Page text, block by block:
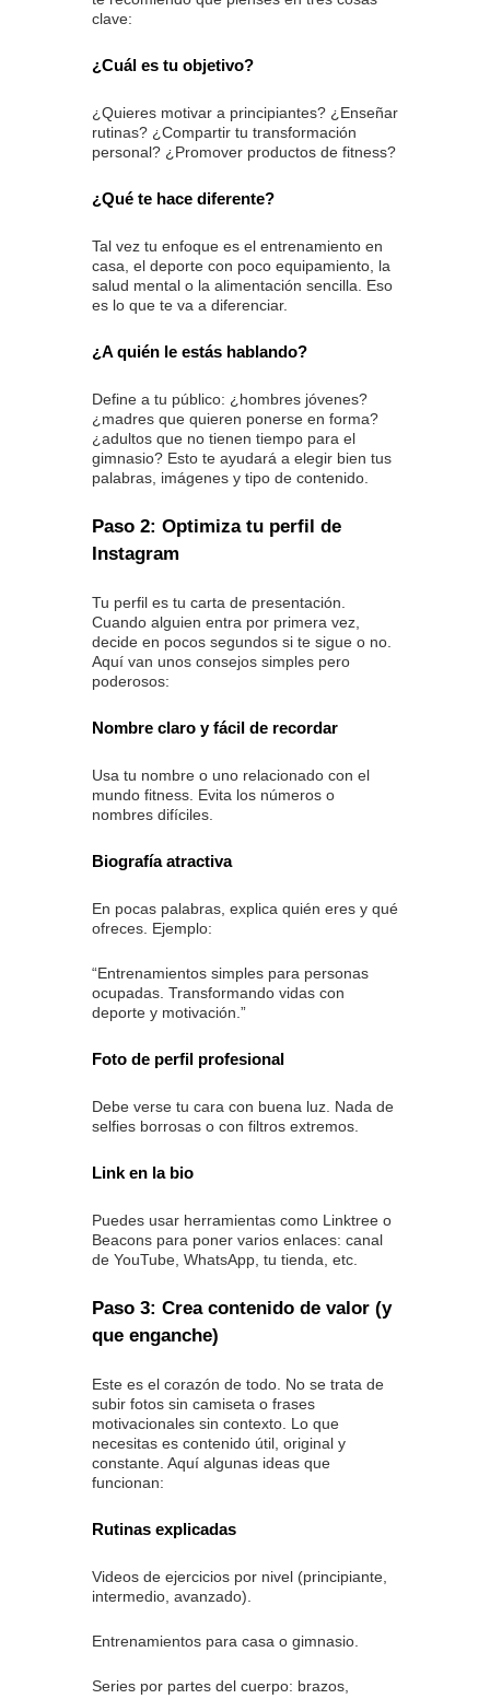
clave:
¿Cuál es tu objetivo?
¿Quieres motivar a principiantes? ¿Enseñar
rutinas? ¿Compartir tu transformación
personal? ¿Promover productos de fitness?
¿Qué te hace diferente?
Tal vez tu enfoque es el entrenamiento en
casa, el deporte con poco equipamiento, la
salud mental o la alimentación sencilla. Eso
es lo que te va a diferenciar.
¿A quién le estás hablando?
Define a tu público: ¿hombres jóvenes?
¿madres que quieren ponerse en forma?
¿adultos que no tienen tiempo para el
gimnasio? Esto te ayudará a elegir bien tus
palabras, imágenes y tipo de contenido.
Paso 2: Optimiza tu perfil de
Instagram
Tu perfil es tu carta de presentación.
Cuando alguien entra por primera vez,
decide en pocos segundos si te sigue o no.
Aquí van unos consejos simples pero
poderosos:
Nombre claro y fácil de recordar
Usa tu nombre o uno relacionado con el
mundo fitness. Evita los números o
nombres difíciles.
Biografía atractiva
En pocas palabras, explica quién eres y qué
ofreces. Ejemplo:
“Entrenamientos simples para personas
ocupadas. Transformando vidas con
deporte y motivación.”
Foto de perfil profesional
Debe verse tu cara con buena luz. Nada de
selfies borrosas o con filtros extremos.
Link en la bio
Puedes usar herramientas como Linktree o
Beacons para poner varios enlaces: canal
de YouTube, WhatsApp, tu tienda, etc.
Paso 3: Crea contenido de valor (y
que enganche)
Este es el corazón de todo. No se trata de
subir fotos sin camiseta o frases
motivacionales sin contexto. Lo que
necesitas es contenido útil, original y
constante. Aquí algunas ideas que
funcionan:
Rutinas explicadas
Videos de ejercicios por nivel (principiante,
intermedio, avanzado).
Entrenamientos para casa o gimnasio.
Series por partes del cuerpo: brazos,